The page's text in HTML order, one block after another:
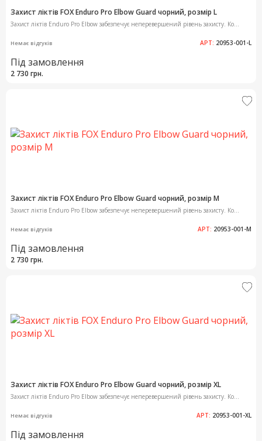
Захист ліктів FOX Enduro Pro Elbow Guard чорний, розмір L
Захист ліктів Enduro Pro Elbow забезпечує неперевершений рівень захисту. Ко...
Немає відгуків АРТ: 20953-001-L
Під замовлення
2 730 грн.
Захист ліктів FOX Enduro Pro Elbow Guard чорний, розмір M
Захист ліктів Enduro Pro Elbow забезпечує неперевершений рівень захисту. Ко...
Немає відгуків АРТ: 20953-001-M
Під замовлення
2 730 грн.
Захист ліктів FOX Enduro Pro Elbow Guard чорний, розмір XL
Захист ліктів Enduro Pro Elbow забезпечує неперевершений рівень захисту. Ко...
Немає відгуків АРТ: 20953-001-XL
Під замовлення